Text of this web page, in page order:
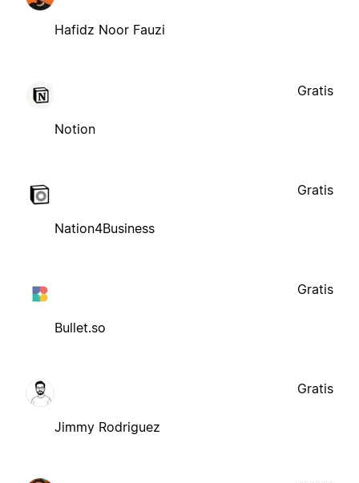
Hafidz Noor Fauzi
Notion
Gratis
Nation4Business
Gratis
Bullet.so
Gratis
Jimmy Rodriguez
Gratis